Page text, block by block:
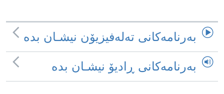
به‌رنامه‌کانی ته‌له‌فیزیۆن نیشـان بده‌
به‌رنامه‌کانی ڕادیۆ نیشـان بده‌